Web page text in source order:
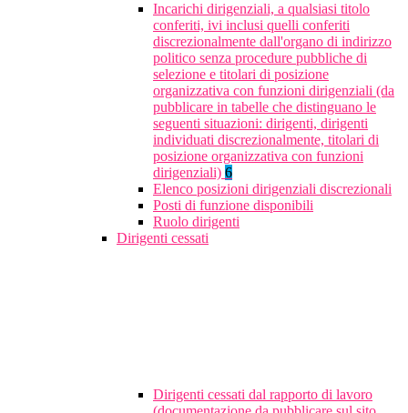
Incarichi dirigenziali, a qualsiasi titolo
conferiti, ivi inclusi quelli conferiti
discrezionalmente dall'organo di indirizzo
politico senza procedure pubbliche di
selezione e titolari di posizione
organizzativa con funzioni dirigenziali (da
pubblicare in tabelle che distinguano le
seguenti situazioni: dirigenti, dirigenti
individuati discrezionalmente, titolari di
posizione organizzativa con funzioni
dirigenziali) 6
Elenco posizioni dirigenziali discrezionali
Posti di funzione disponibili
Ruolo dirigenti
Dirigenti cessati
Dirigenti cessati dal rapporto di lavoro